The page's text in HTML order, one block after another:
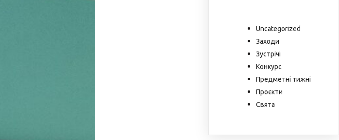
Uncategorized
Заходи
Зустрічі
Конкурс
Предметні тижні
Проєкти
Свята